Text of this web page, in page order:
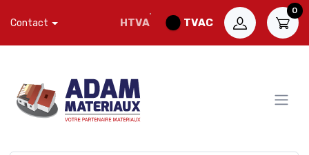
Contact HTVA TVAC
0